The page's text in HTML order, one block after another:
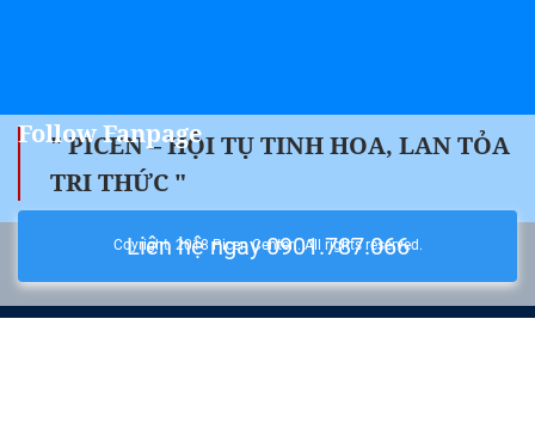
" PICEN – HỘI TỤ TINH HOA, LAN TỎA
TRI THỨC "
Liên hệ ngay 0901.787.066
Follow Fanpage
Coyright 2018 Picen Center . All rights reserved.